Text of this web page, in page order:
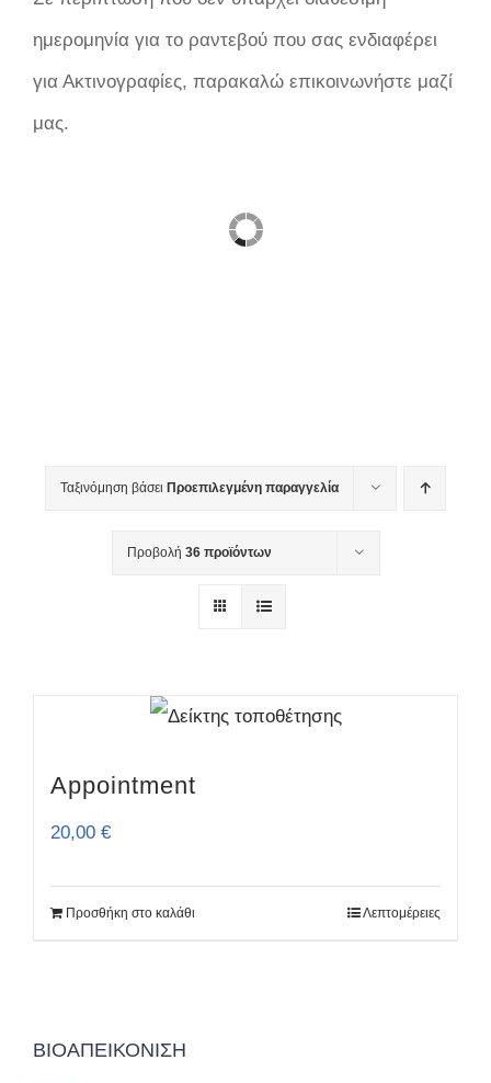
ημερομηνία για το ραντεβού που σας ενδιαφέρει
για Ακτινογραφίες, παρακαλώ επικοινωνήστε μαζί
μας.
Ταξινόμηση βάσει Προεπιλεγμένη παραγγελία
Προβολή 36 προϊόντων
Appointment
20,00 €
Προσθήκη στο καλάθι Λεπτομέρειες
ΒΙΟΑΠΕΙΚΌΝΙΣΗ